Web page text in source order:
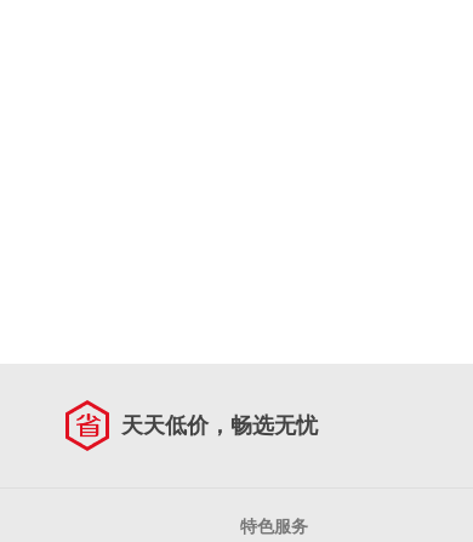
天天低价，畅选无忧
特色服务